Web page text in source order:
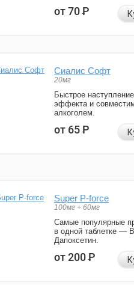
от 70Р
Сиалис Софт
20мг
Быстрое наступление
эффекта и
алкоголем.
от 65Р
Super P-force
100мг + 60мг
Самые популярные
в одной таблетке —
Дапоксетин.
от 200Р